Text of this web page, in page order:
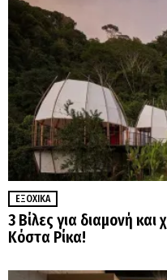
ΕΞΟΧΙΚΆ
3 Βίλες για διαμονή
Κόστα Ρίκα!